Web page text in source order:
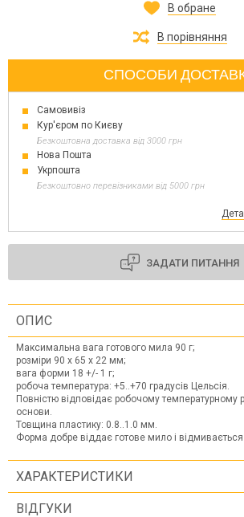
В обране
В порівняння
СПОСОБИ
Самовивіз
Кур'єром по Києву
Безкоштовна доставка від 3000 грн
Нова Пошта
Укрпошта
Безкоштовно перевізниками від 5000 грн
ЗАДАТИ ПИТАННЯ
ОПИС
Максимальна вага готового мила 90 г;
розміри 90 х 65 х 22 мм;
вага форми 18 +/- 1 г;
робоча температура: +5..+70 градусів Цельсія.
Повністю відповідає робочому температурному
основи.
Товщина пластику: 0.8..1.0 мм.
Форма добре віддає готове мило і
ХАРАКТЕРИСТИКИ
ВІДГУКИ